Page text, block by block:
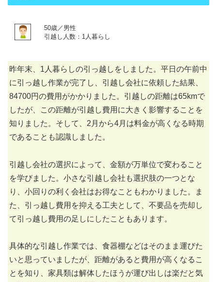
50歳／男性
引越し人数：1人暮らし
昨年末、1人暮らしの引っ越しをしました。平日の午前中
に引っ越し作業が完了し、引越し会社に依頼した結果、
84700円の費用がかかりました。引越しの距離は65kmで
したが、この距離が引越し費用に大きく影響することを
知りました。そして、2月から4月は料金が高くなる時期
であることも認識しました。
引越し会社の選択によって、金額が万単位で変わること
を学びました。小さな引越し会社も選択肢の一つとな
り、小回りの利く会社はお得なこともわかりました。ま
た、引っ越し費用を抑える工夫として、不要品を売却し
て引っ越し費用の足しにしたこともあります。
具体的な引越し作業では、食器棚などはそのまま運びた
いと思っていましたが、距離があると費用が高くなるこ
とを知り、家具類は解体したほうが運び出しは楽だと気